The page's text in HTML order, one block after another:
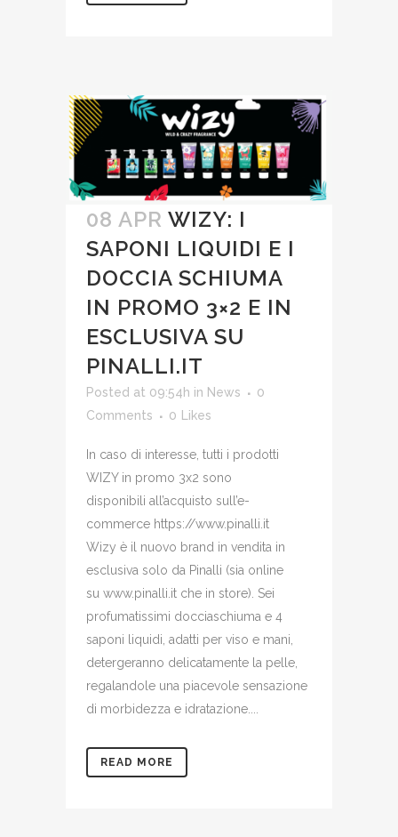
08 APR WIZY: I
SAPONI LIQUIDI E I
DOCCIA SCHIUMA
IN PROMO 3×2 E IN
ESCLUSIVA SU
PINALLI.IT
Posted at 09:54h in News
0
Comments
0 Likes
In caso di interesse, tutti i prodotti
WIZY in promo 3x2 sono
disponibili all’acquisto sull’e-
commerce https://www.pinalli.it
Wizy è il nuovo brand in vendita in
esclusiva solo da Pinalli (sia online
su www.pinalli.it che in store). Sei
profumatissimi docciaschiuma e 4
saponi liquidi, adatti per viso e mani,
detergeranno delicatamente la pelle,
regalandole una piacevole sensazione
di morbidezza e idratazione....
READ MORE